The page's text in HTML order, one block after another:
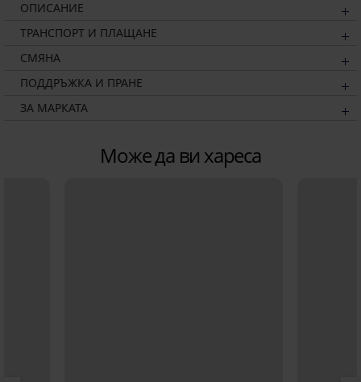
ОПИСАНИЕ
ТРАНСПОРТ И ПЛАЩАНЕ
СМЯНА
ПОДДРЪЖКА И ПРАНЕ
ЗА МАРКАТА
Може да ви хареса